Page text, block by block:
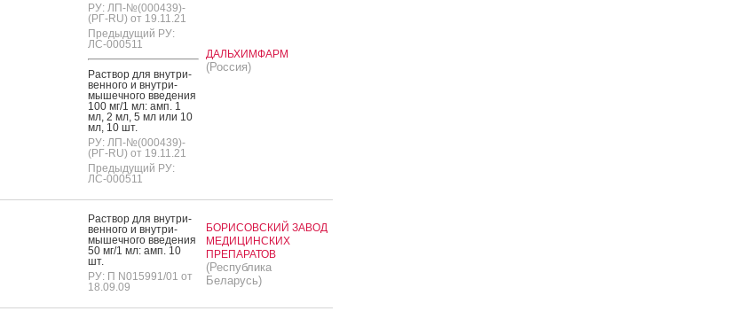
РУ: ЛП-№(000439)-
(РГ-RU) от 19.11.21
Предыдущий РУ:
ЛС-000511
Рас­твор для внут­ри­
вен­но­го и внут­ри­
мышеч­но­го вве­дения
100 мг/1 мл: амп. 1
мл, 2 мл, 5 мл или 10
мл, 10 шт.
РУ: ЛП-№(000439)-
(РГ-RU) от 19.11.21
Предыдущий РУ:
ЛС-000511
ДАЛЬХИМФАРМ
(Россия)
Рас­твор для внут­ри­
вен­но­го и внут­ри­
мышеч­но­го вве­дения
50 мг/1 мл: амп. 10
шт.
РУ: П N015991/01 от
18.09.09
БОРИСОВСКИЙ ЗАВОД
МЕДИЦИНСКИХ
ПРЕПАРАТОВ
(Республика
Беларусь)